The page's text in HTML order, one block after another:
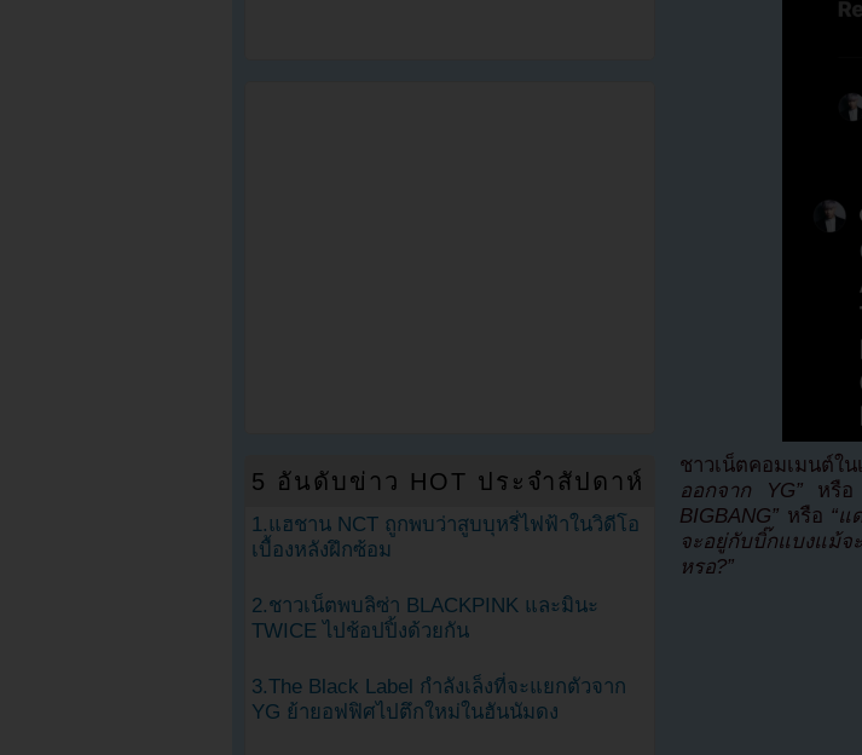
ชาวเน็ตคอมเมนต์ใน
ออกจาก YG”หรือ
BIGBANG” หรือ “แ
จะอยู่กับบิ๊กแบงแม้จ
หรอ?”
5 อันดับข่าว HOT ประจำสัปดาห์
1.แฮชาน NCT ถูกพบว่าสูบบุหรี่ไฟฟ้าในวิดีโอ
เบื้องหลังฝึกซ้อม
2.ชาวเน็ตพบลิซ่า BLACKPINK และมินะ
TWICE ไปช้อปปิ้งด้วยกัน
3.The Black Label กำลังเล็งที่จะแยกตัวจาก
YG ย้ายอฟฟิศไปตึกใหม่ในฮันนัมดง